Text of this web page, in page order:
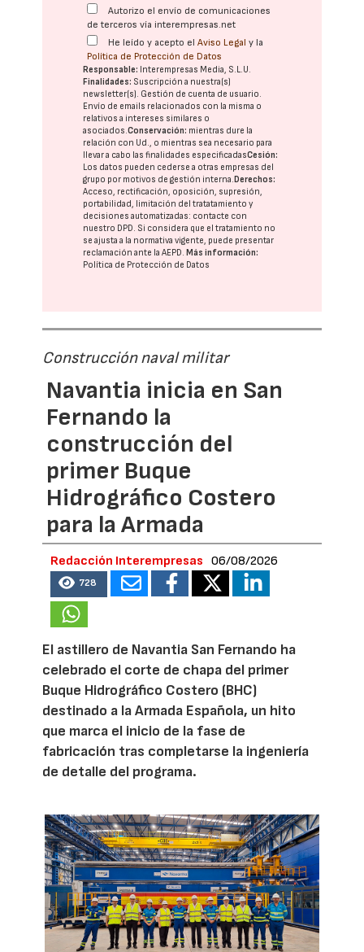
Autorizo el envío de comunicaciones
de terceros vía interempresas.net
He leído y acepto elAviso Legal y la
Política de Protección de Datos
Responsable: Interempresas Media, S.L.U.
Finalidades: Suscripción a nuestra(s)
newsletter(s). Gestión de cuenta de usuario.
Envío de emails relacionados con la misma o
relativos a intereses similares o
asociados.Conservación: mientras dure la
relación con Ud., o mientras sea necesario para
llevar a cabo las finalidades especificadasCesión:
Los datos pueden cederse a otras empresas del
grupo por motivos de gestión interna.Derechos:
Acceso, rectificación, oposición, supresión,
portabilidad, limitación del tratatamiento y
decisiones automatizadas: contacte con
nuestro DPD. Si considera que el tratamiento no
se ajusta a la normativa vigente, puede presentar
reclamación ante laAEPD.Más información:
Política de Protección de Datos
Construcción naval militar
Navantia inicia en San
Fernando la
construcción del
primer Buque
Hidrográfico Costero
para la Armada
Redacción Interempresas 06/08/2026
728
El astillero de Navantia San Fernando ha
celebrado el corte de chapa del primer
Buque Hidrográfico Costero (BHC)
destinado a la Armada Española, un hito
que marca el inicio de la fase de
fabricación tras completarse la ingeniería
de detalle del programa.